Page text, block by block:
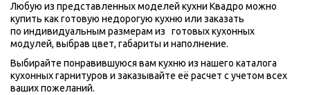
Любую из представленных моделей кухни Квадро можно
купить как готовую недорогую кухню или заказать
по индивидуальным размерам из   готовых кухонных
модулей, выбрав цвет, габариты и наполнение.
Выбирайте понравившуюся вам кухню из нашего каталога
кухонных гарнитуров и заказывайте её расчет с учетом всех
ваших пожеланий.